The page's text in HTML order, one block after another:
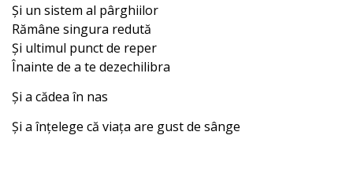
Și un sistem al pârghiilor
Rămâne singura redută
Și ultimul punct de reper
Înainte de a te dezechilibra
Și a cădea în nas
Și a înțelege că viața are gust de sânge